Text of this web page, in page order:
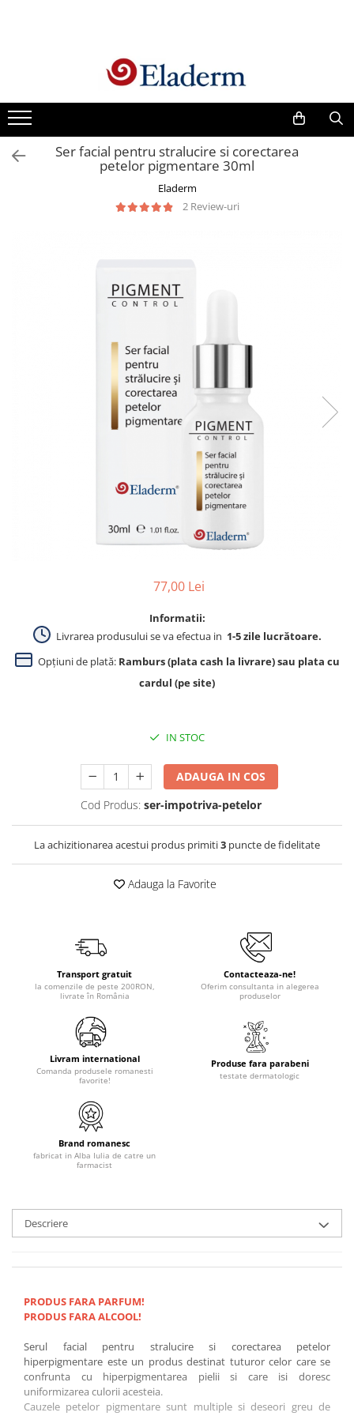
Vezi toate produsele
Creme cu protectie solara
Produse Antirid
Produse Hidratante
Produse pentru curatare
Ser facial pentru stralucire si corectarea
petelor pigmentare 30ml
Eladerm
2 Review-uri
77,00 Lei
Informatii:
Livrarea produsului se va efectua in 1-5 zile lucrătoare.
Opțiuni de plată: Ramburs (plata cash la livrare) sau plata cu
cardul (pe site)
IN STOC
ADAUGA IN COS
Cod Produs: ser-impotriva-petelor
La achizitionarea acestui produs primiti3 puncte de fidelitate
Adauga la Favorite
Transport gratuit
la comenzile de peste 200RON,
livrate în România
Contacteaza-ne!
Oferim consultanta in alegerea
produselor
Livram international
Comanda produsele romanesti
favorite!
Produse fara parabeni
testate dermatologic
Brand romanesc
fabricat in Alba Iulia de catre un
farmacist
Descriere
PRODUS FARA PARFUM!
PRODUS FARA ALCOOL!
Serul facial pentru stralucire si corectarea petelor
hiperpigmentare este un produs destinat tuturor celor care se
confrunta cu hiperpigmentarea pielii si care isi doresc
uniformizarea culorii acesteia.
Cauzele petelor pigmentare sunt multiple si deseori greu de